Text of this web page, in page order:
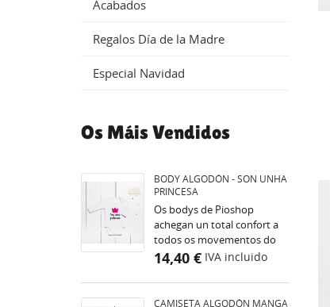
Acabados
Regalos Día de la Madre
Especial Navidad
Os Máis Vendidos
BODY ALGODÓN - SON UNHA
PRINCESA
Os bodys de Pioshop
achegan un total confort a
todos os movementos do
teu pequeno pola calidade
do seu tecido. Ademais, son
facilísimos de quitar e...
14,40 € IVA incluido
CAMISETA ALGODÓN MANGA